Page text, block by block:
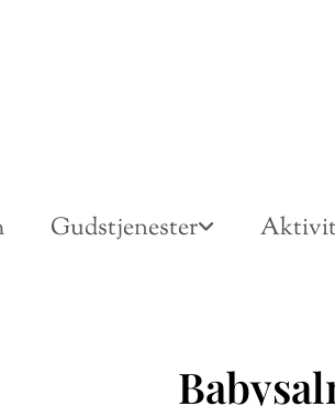
Gudstjenester